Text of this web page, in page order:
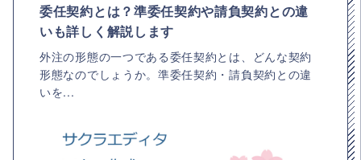
委任契約とは？準委任契約や請負契約との違
いも詳しく解説します
外注の形態の一つである委任契約とは、どんな契約
形態なのでしょうか。準委任契約・請負契約との違
いを...